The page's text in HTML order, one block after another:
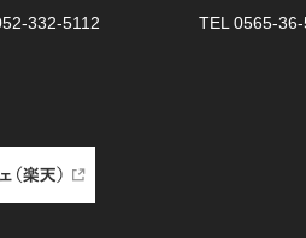
332-5112
TEL 0565-